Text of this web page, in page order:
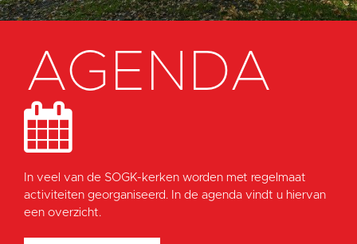
AGENDA
In veel van de SOGK-kerken worden met regelmaat
activiteiten georganiseerd. In de agenda vindt u hiervan
een overzicht.